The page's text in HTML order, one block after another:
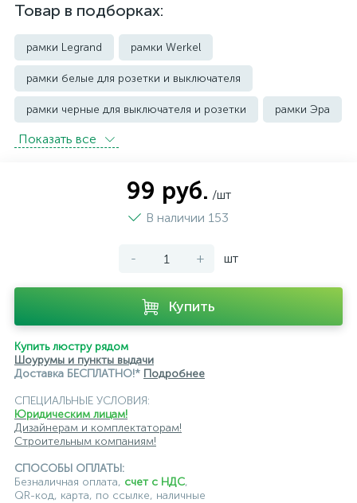
Товар в подборках:
рамки Legrand рамки Werkel
рамки белые для розетки и выключателя
рамки черные для выключателя и розетки рамки Эра
Показать всe
99 руб. /шт
В наличии 153
- + шт
Купить
Купить люстру рядом
Шоурумы и пункты выдачи
Доставка БЕСПЛАТНО!* Подробнее
СПЕЦИАЛЬНЫЕ УСЛОВИЯ:
Юридическим лицам!
Дизайнерам и комплектаторам!
Строительным компаниям!
СПОСОБЫ ОПЛАТЫ:
Безналичная оплата, счет с НДС,
QR-код, карта, по ссылке, наличные